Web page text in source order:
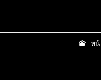
หน้